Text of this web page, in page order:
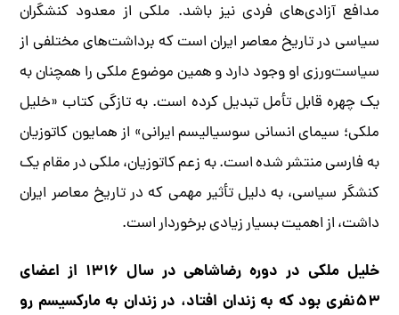
مدافع آزادی‌های فردی نیز باشد. ملکی از معدود کنشگران
سیاسی در تاریخ معاصر ایران است که برداشت‌های مختلفی از
سیاست‌ورزی او وجود دارد و همین موضوع ملکی را همچنان به
یک چهره قابل تأمل تبدیل کرده است. به تازگی کتاب «خلیل
ملکی؛ سیمای انسانی سوسیالیسم ایرانی» از همایون کاتوزیان
به فارسی منتشر شده است. به زعم کاتوزیان، ملکی در مقام یک
کنشگر سیاسی، به دلیل تأثیر مهمی که در تاریخ معاصر ایران
داشت، از اهمیت بسیار زیادی برخوردار است.
خلیل ملکی در دوره رضاشاهی در سال ۱۳۱۶ از اعضای
۵۳نفری بود که به زندان افتاد، در زندان به مارکسیسم رو